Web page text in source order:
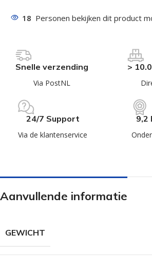
18 Personen bekijken dit product
Snelle verzending
Via PostNL
>
24/7 Support
Via de klantenservice
9,2
Aanvullende informatie
GEWICHT